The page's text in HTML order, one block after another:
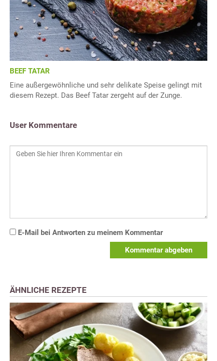
BEEF TATAR
Eine außergewöhnliche und sehr delikate Speise gelingt mit
diesem Rezept. Das Beef Tatar zergeht auf der Zunge.
User Kommentare
E-Mail bei Antworten zu meinem Kommentar
Kommentar abgeben
ÄHNLICHE REZEPTE